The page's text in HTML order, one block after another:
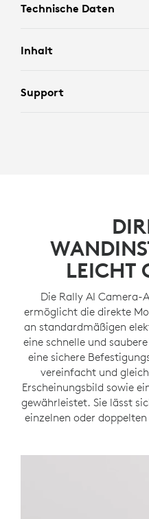
Technische Daten
Inhalt
Support
LEICHT
Die Rally AI Camera-
ermöglicht die direkte
an standardmäßigen
eine schnelle und
eine sichere
vereinfacht und
Erscheinungsbild sowie
gewährleistet. Sie lässt
einzelnen oder